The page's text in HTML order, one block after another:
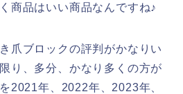
商品はいい商品なんですね♪
爪ブロックの評判がかなりい
り、多分、かなり多くの方が
2021年、2022年、2023年、